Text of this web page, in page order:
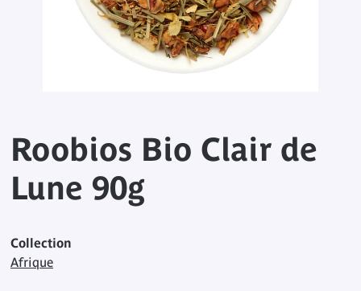
Roobios Bio Clair de
Lune 90g
Collection
Afrique